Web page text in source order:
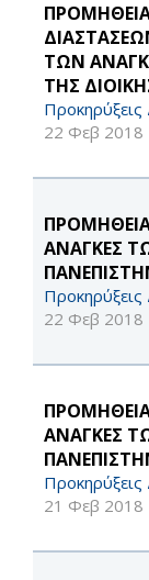
ΤΩΝ
ΤΗΣ
22 Φεβ 2018
ΑΝΑΓΚΕΣ
22 Φεβ 2018
ΑΝΑΓΚΕΣ
21 Φεβ 2018